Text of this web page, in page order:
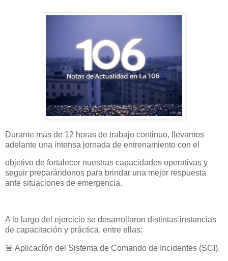
Durante más de 12 horas de trabajo continuo, llevamos
adelante una intensa jornada de entrenamiento con el
objetivo de fortalecer nuestras capacidades operativas y
seguir preparándonos para brindar una mejor respuesta
ante situaciones de emergencia.
A lo largo del ejercicio se desarrollaron distintas instancias
de capacitación y práctica, entre ellas:
🚨 Aplicación del Sistema de Comando de Incidentes (SCI).